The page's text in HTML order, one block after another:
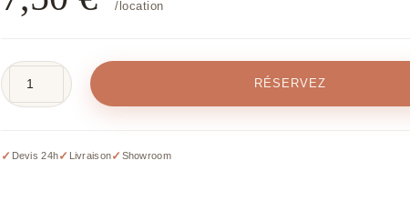
/location
-
RÉSERVEZ
✓ Devis 24h✓ Livraison✓ Showroom